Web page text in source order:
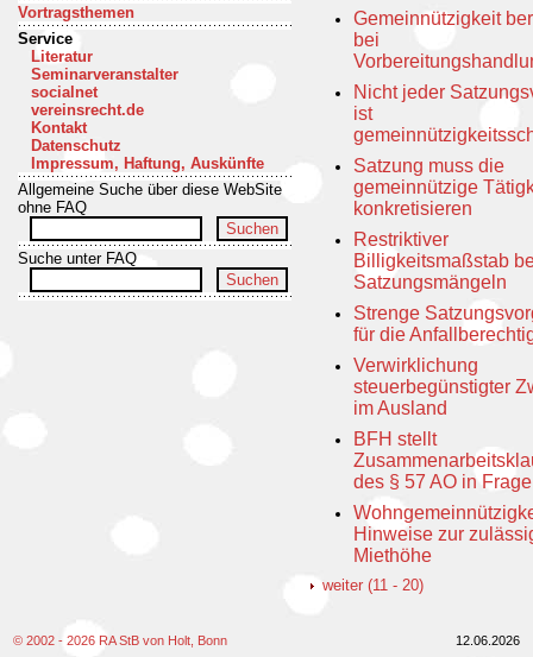
Vortragsthemen
Service
Literatur
Seminarveranstalter
socialnet
vereinsrecht.de
Kontakt
Datenschutz
Impressum, Haftung, Auskünfte
Allgemeine Suche über diese WebSite
ohne FAQ
Suche unter FAQ
Gemeinnützigkeit
bei
Nicht jeder
ist
Satzung muss die
gemeinnützige
konkretisieren
Restriktiver
Billigkeitsmaßstab
Satzungsmängeln
Strenge
für die
Verwirklichung
steuerbegünstigter
im Ausland
BFH stellt
des § 57 AO in Frage
Hinweise zur
Miethöhe
weiter (11 - 20)
© 2002 - 2026 RA StB von Holt, Bonn 12.06.2026